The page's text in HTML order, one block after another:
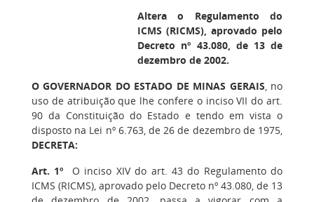
Altera o Regulamento do
ICMS (RICMS), aprovado pelo
Decreto nº 43.080, de 13 de
dezembro de 2002.
O GOVERNADOR DO ESTADO DE MINAS GERAIS, no
uso de atribuição que lhe confere o inciso VII do art.
90 da Constituição do Estado e tendo em vista o
disposto na Lei nº 6.763, de 26 de dezembro de 1975,
DECRETA:
Art. 1º O inciso XIV do art. 43 do Regulamento do
ICMS (RICMS), aprovado pelo Decreto nº 43.080, de 13